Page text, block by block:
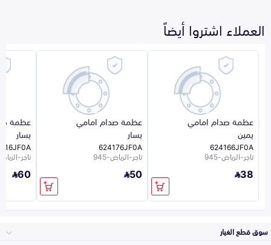
العملاء اشتروا أيضاً
عظمة صدام امامي
يمين
624166JF0A
تاجر-الرياض-945
38
عظمة صدام امامي
يسار
624176JF0A
تاجر-الرياض-945
50
عظمة
يسار
تاجر-الرياض-
60
سوق قطع الغيار